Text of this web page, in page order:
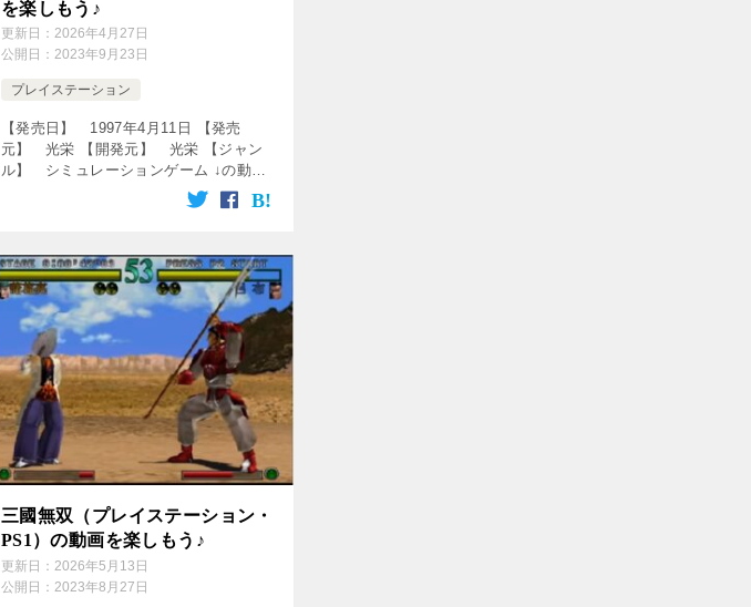
を楽しもう♪
更新日： 2026年4月27日
公開日： 2023年9月23日
プレイステーション
【発売日】 1997年4月11日 【発売
元】 光栄 【開発元】 光栄 【ジャン
ル】 シミュレーションゲーム ↓の動画
をクリック！動画を楽しめます♪ アンジ
ェリークの詰め合わせ [csshop service=”
三國無双（プレイステーション・
PS1）の動画を楽しもう♪
更新日： 2026年5月13日
公開日： 2023年8月27日